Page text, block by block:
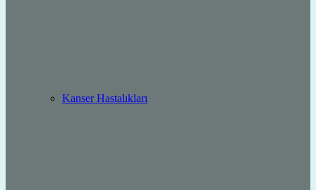
Kanser Hastalıkları